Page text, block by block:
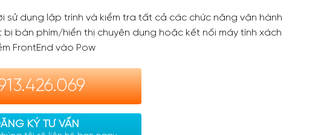
sử dụng lập trình và kiểm tra tất cả các chức năng vận hành
bàn phím/hiển thị chuyên dụng hoặc kết nối máy tính xách
FrontEnd vào Pow
KÝ TƯ VẤN